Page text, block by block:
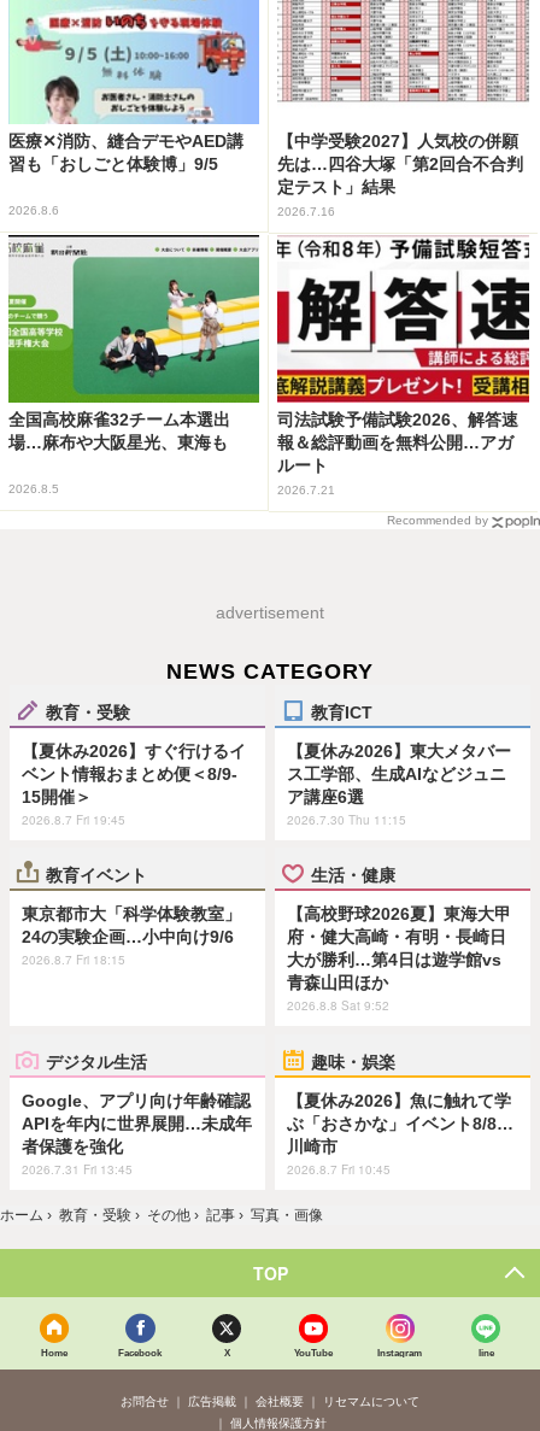
医療✕消防、縫合デモやAED講
習も「おしごと体験博」9/5
2026.8.6
【中学受験2027】人気校の併願
先は…四谷大塚「第2回合不合判
定テスト」結果
2026.7.16
全国高校麻雀32チーム本選出
場…麻布や大阪星光、東海も
2026.8.5
司法試験予備試験2026、解答速
報＆総評動画を無料公開…アガ
ルート
2026.7.21
Recommended by
advertisement
NEWS CATEGORY
教育・受験
【夏休み2026】すぐ行けるイ
ベント情報おまとめ便＜8/9-
15開催＞
2026.8.7 Fri 19:45
教育ICT
【夏休み2026】東大メタバー
ス工学部、生成AIなどジュニ
ア講座6選
2026.7.30 Thu 11:15
教育イベント
東京都市大「科学体験教室」
24の実験企画…小中向け9/6
2026.8.7 Fri 18:15
生活・健康
【高校野球2026夏】東海大甲
府・健大高崎・有明・長崎日
大が勝利…第4日は遊学館vs
青森山田ほか
2026.8.8 Sat 9:52
デジタル生活
Google、アプリ向け年齢確認
APIを年内に世界展開…未成年
者保護を強化
2026.7.31 Fri 13:45
趣味・娯楽
【夏休み2026】魚に触れて学
ぶ「おさかな」イベント8/8…
川崎市
2026.8.7 Fri 10:45
ホーム › 教育・受験 › その他 › 記事 › 写真・画像
TOP
Home Facebook X YouTube Instagram line
お問合せ 広告掲載 会社概要
リセマムについて
個人情報保護方針